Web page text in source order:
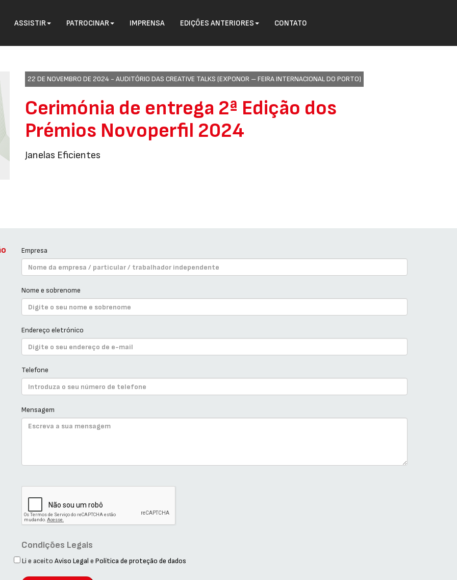
ASSISTIR PATROCINAR IMPRENSA EDIÇÕES ANTERIORES CONTATO
22 DE NOVEMBRO DE 2024 - AUDITÓRIO DAS CREATIVE TALKS (EXPONOR – FEIRA INTERNACIONAL DO PORTO)
Cerimónia de entrega 2ª Edição dos
Prémios Novoperfil 2024
Janelas Eficientes
Empresa
Nome e sobrenome
Endereço eletrónico
Telefone
Mensagem
Condições Legais
Li e aceitoAviso Legal ePolítica de proteção de dados